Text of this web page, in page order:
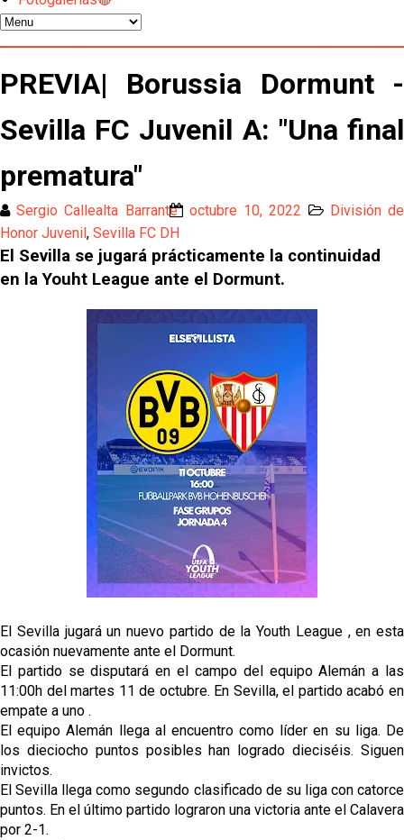
El Sevilla oficializa el traspaso de Sow
reflejado que podemos tirar para delante y
trabajamos con ilusión
Diomande ya es madridista mientras Rodri agita el
mercado
OFICIAL | Juanlu se marcha al Bournemouth
Los posibles herederos del número 16 tras la
marcha de Juanlu
Alberto Flores, muy cerca de convertirse en nuevo
jugador del Granada CF
El Granada negocia con el Sevilla FC por Alberto
El Sevilla continúa con despidos y rechaza una
oferta de 420 millones por el club
El Sevilla mueve ficha por Robbie Ure: la opción 'A'
para el ataque nervionense
Crónica Pretemporada | Real Madrid 2-4 Sevilla FC
La revolución de José Ignacio Navarro en el Sevilla
Análisis | El Sevilla FC cierra una pretemporada de
contrastes antes del inicio de LaLiga
PREVIA| Borussia Dormunt -
Sevilla FC Juvenil A: "Una final
prematura"
Sergio Callealta Barrante octubre 10, 2022
División de
Honor Juvenil , Sevilla FC DH
El Sevilla se jugará prácticamente la continuidad
en la Youht League ante el Dormunt.
El Sevilla jugará un nuevo partido de la Youth League , en esta
ocasión nuevamente ante el Dormunt.
El partido se disputará en el campo del equipo Alemán a las
11:00h del martes 11 de octubre. En Sevilla, el partido acabó en
empate a uno .
El equipo Alemán llega al encuentro como líder en su liga. De
los dieciocho puntos posibles han logrado dieciséis. Siguen
invictos.
El Sevilla llega como segundo clasificado de su liga con catorce
puntos. En el último partido lograron una victoria ante el Calavera
por 2-1.